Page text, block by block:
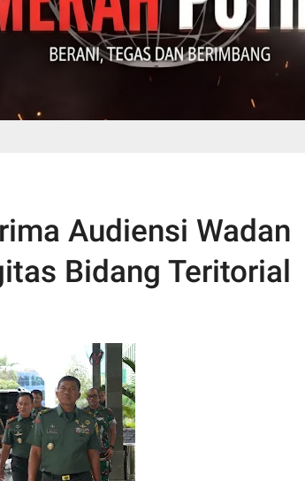
Audiensi Wadan
Bidang Teritorial